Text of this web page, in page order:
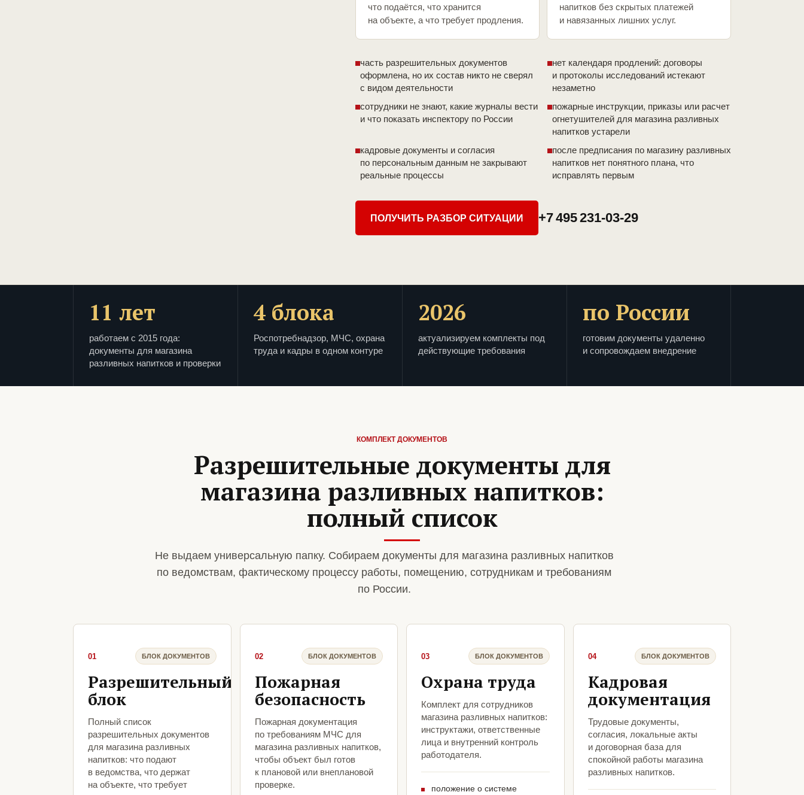
что подаётся, что хранится
на объекте, а что требует продления.
напитков без скрытых платежей
и навязанных лишних услуг.
часть разрешительных документов
оформлена, но их состав никто не сверял
с видом деятельности
нет календаря продлений: договоры
и протоколы исследований истекают
незаметно
сотрудники не знают, какие журналы вести
и что показать инспектору по России
пожарные инструкции, приказы или расчет
огнетушителей для магазина разливных
напитков устарели
кадровые документы и согласия
по персональным данным не закрывают
реальные процессы
после предписания по магазину разливных
напитков нет понятного плана, что
исправлять первым
ПОЛУЧИТЬ РАЗБОР СИТУАЦИИ +7 495 231-03-29
11 лет
работаем с 2015 года:
документы для магазина
разливных напитков и проверки
4 блока
Роспотребнадзор, МЧС, охрана
труда и кадры в одном контуре
2026
актуализируем комплекты под
действующие требования
по России
готовим документы удаленно
и сопровождаем внедрение
КОМПЛЕКТ ДОКУМЕНТОВ
Разрешительные документы для
магазина разливных напитков:
полный список
Не выдаем универсальную папку. Собираем документы для магазина разливных напитков
по ведомствам, фактическому процессу работы, помещению, сотрудникам и требованиям
по России.
01 БЛОК ДОКУМЕНТОВ
Разрешительный
блок
Полный список
разрешительных документов
для магазина разливных
напитков: что подают
в ведомства, что держат
на объекте, что требует
02 БЛОК ДОКУМЕНТОВ
Пожарная
безопасность
Пожарная документация
по требованиям МЧС для
магазина разливных напитков,
чтобы объект был готов
к плановой или внеплановой
проверке.
03 БЛОК ДОКУМЕНТОВ
Охрана труда
Комплект для сотрудников
магазина разливных напитков:
инструктажи, ответственные
лица и внутренний контроль
работодателя.
положение о системе
04 БЛОК ДОКУМЕНТОВ
Кадровая
документация
Трудовые документы,
согласия, локальные акты
и договорная база для
спокойной работы магазина
разливных напитков.